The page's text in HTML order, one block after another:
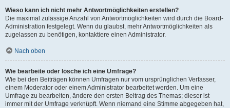
Wieso kann ich nicht mehr Antwortmöglichkeiten erstellen?
Die maximal zulässige Anzahl von Antwortmöglichkeiten wird durch die Board-
Administration festgelegt. Wenn du glaubst, mehr Antwortmöglichkeiten als
zugelassen zu benötigen, kontaktiere einen Administrator.
Nach oben
Wie bearbeite oder lösche ich eine Umfrage?
Wie bei den Beiträgen können Umfragen nur vom ursprünglichen Verfasser,
einem Moderator oder einem Administrator bearbeitet werden. Um eine
Umfrage zu bearbeiten, ändere den ersten Beitrag des Themas; dieser ist
immer mit der Umfrage verknüpft. Wenn niemand eine Stimme abgegeben hat,